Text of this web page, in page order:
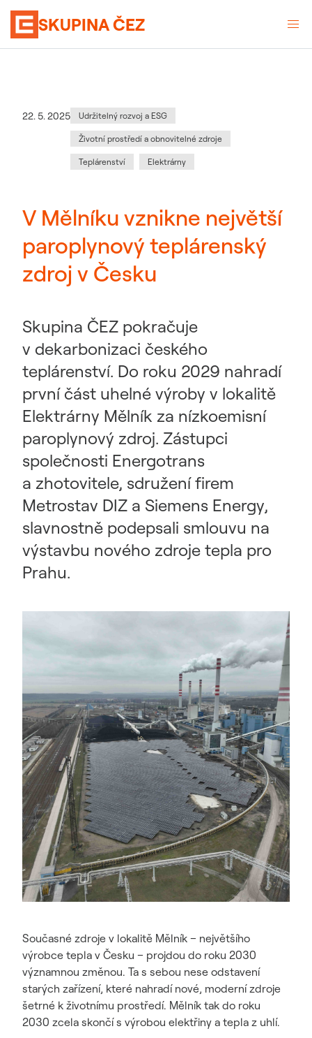
SKUPINA ČEZ
Datum zveřejnění
22. 5. 2025Kategorie:
Udržitelný rozvoj a ESG
Životní prostředí a obnovitelné zdroje
Teplárenství Elektrárny
V Mělníku vznikne největší
paroplynový teplárenský
zdroj v Česku
Skupina ČEZ pokračuje
v dekarbonizaci českého
teplárenství. Do roku 2029 nahradí
první část uhelné výroby v lokalitě
Elektrárny Mělník za nízkoemisní
paroplynový zdroj. Zástupci
společnosti Energotrans
a zhotovitele, sdružení firem
Metrostav DIZ a Siemens Energy,
slavnostně podepsali smlouvu na
výstavbu nového zdroje tepla pro
Prahu.
Současné zdroje v lokalitě Mělník – největšího
výrobce tepla v Česku – projdou do roku 2030
významnou změnou. Ta s sebou nese odstavení
starých zařízení, které nahradí nové, moderní zdroje
šetrné k životnímu prostředí. Mělník tak do roku
2030 zcela skončí s výrobou elektřiny a tepla z uhlí.